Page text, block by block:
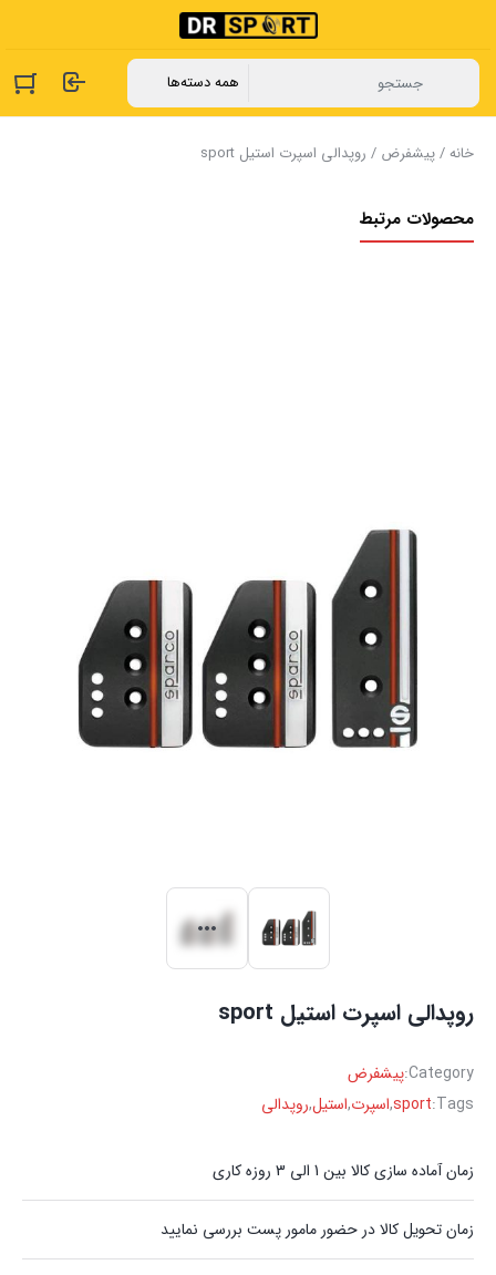
خانه/پیشفرض / روپدالی اسپرت استیل sport
محصولات مرتبط
روپدالی اسپرت استیل sport
Category:پیشفرض
Tags:
sport
,اسپرت,استیل,روپدالی
زمان آماده سازی کالا بین 1 الی 3 روزه کاری
زمان تحویل کالا در حضور مامور پست بررسی نمایید